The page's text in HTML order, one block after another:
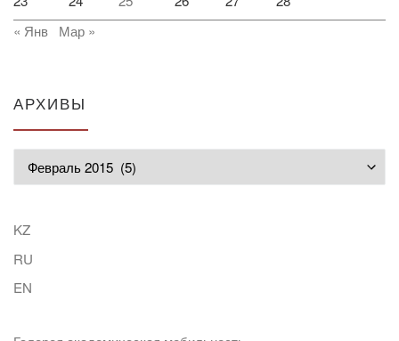
« Янв
Мар »
АРХИВЫ
KZ
RU
EN